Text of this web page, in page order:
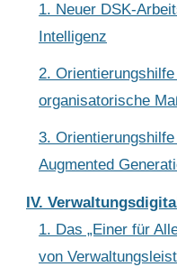
1. Neuer DSK-
Intelligenz
2.
organisatorische
3.
Augmented
IV.
1. Das „Einer für
von